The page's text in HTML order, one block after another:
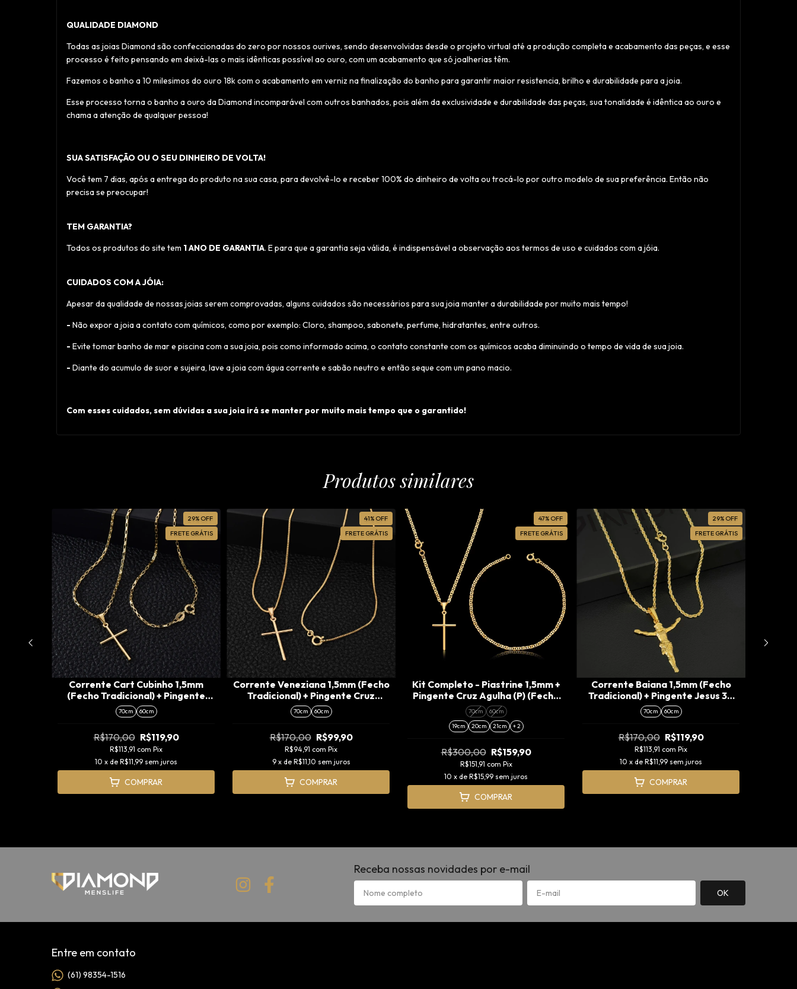
QUALIDADE DIAMOND
Todas as joias Diamond são confeccionadas do zero por nossos ourives, sendo desenvolvidas desde o projeto virtual até a produção completa e acabamento das peças, e esse
processo é feito pensando em deixá-las o mais idênticas possível ao ouro, com um acabamento que só joalherias têm.
Fazemos o banho a 10 milesimos do ouro 18k com o acabamento em verniz na finalização do banho para garantir maior resistencia, brilho e durabilidade para a joia.
Esse processo torna o banho a ouro da Diamond incomparável com outros banhados, pois além da exclusividade e durabilidade das peças, sua tonalidade é idêntica ao ouro e
chama a atenção de qualquer pessoa!
SUA SATISFAÇÃO OU O SEU DINHEIRO DE VOLTA!
Você tem 7 dias, após a entrega do produto na sua casa, para devolvê-lo e receber 100% do dinheiro de volta ou trocá-lo por outro modelo de sua preferência. Então não
precisa se preocupar!
TEM GARANTIA?
Todos os produtos do site tem 1 ANO DE GARANTIA. E para que a garantia seja válida, é indispensável a observação aos termos de uso e cuidados com a jóia.
CUIDADOS COM A JÓIA:
Apesar da qualidade de nossas joias serem comprovadas, alguns cuidados são necessários para sua joia manter a durabilidade por muito mais tempo!
- Não expor a joia a contato com químicos, como por exemplo: Cloro, shampoo, sabonete, perfume, hidratantes, entre outros.
- Evite tomar banho de mar e piscina com a sua joia, pois como informado acima, o contato constante com os químicos acaba diminuindo o tempo de vida de sua joia.
- Diante do acumulo de suor e sujeira, lave a joia com água corrente e sabão neutro e então seque com um pano macio.
Com esses cuidados, sem dúvidas a sua joia irá se manter por muito mais tempo que o garantido!
Produtos similares
29% OFF
FRETE GRÁTIS
Corrente Cart Cubinho 1,5mm
(Fecho Tradicional) + Pingente
Cruz Agulha (P)
70cm 60cm
R$170,00 R$119,90
R$113,91 com Pix
10 x de R$11,99 sem juros
COMPRAR
41% OFF
FRETE GRÁTIS
Corrente Veneziana 1,5mm (Fecho
Tradicional) + Pingente Cruz
Agulha (P)
70cm 60cm
R$170,00 R$99,90
R$94,91 com Pix
9 x de R$11,10 sem juros
COMPRAR
47% OFF
FRETE GRÁTIS
Kit Completo - Piastrine 1,5mm +
Pingente Cruz Agulha (P) (Fecho
Tradicional)
70cm
60cm
19cm
20cm 21cm + 2
R$300,00 R$159,90
R$151,91 com Pix
10 x de R$15,99 sem juros
COMPRAR
29% OFF
FRETE GRÁTIS
Corrente Baiana 1,5mm (Fecho
Tradicional) + Pingente Jesus 3D
(M)
70cm 60cm
R$170,00 R$119,90
R$113,91 com Pix
10 x de R$11,99 sem juros
COMPRAR
Receba nossas novidades por e-mail
Entre em contato
(61) 98354-1516